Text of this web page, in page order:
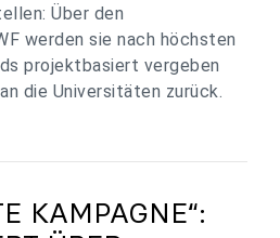
Über den
werden sie nach höchsten
projektbasiert vergeben
die Universitäten zurück.
Wissenschafts- und
KAMPAGNE“: